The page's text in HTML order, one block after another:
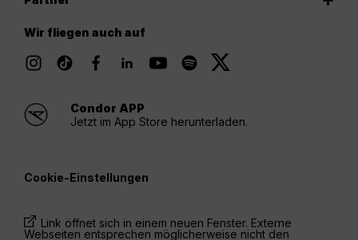
Wir fliegen auch auf
Condor APP
Jetzt im App Store herunterladen.
Cookie-Einstellungen
Link öffnet sich in einem neuen Fenster. Externe
Webseiten entsprechen möglicherweise nicht den